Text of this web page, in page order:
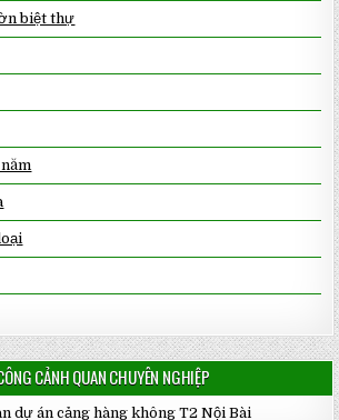
biệt thự
CẢNH QUAN CHUYÊN NGHIỆP